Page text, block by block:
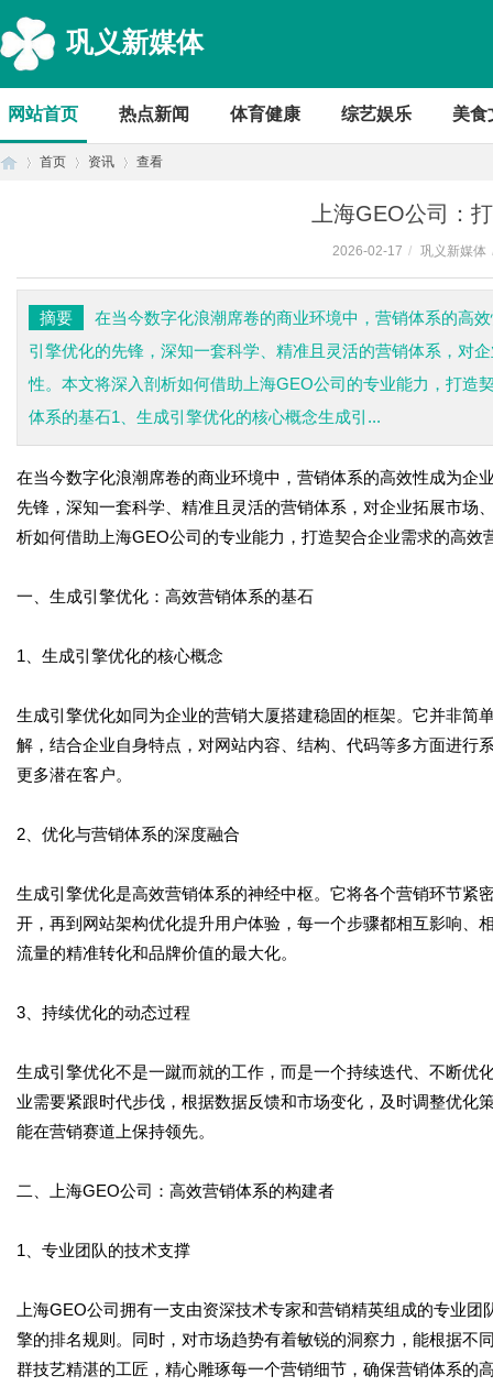
巩义新媒体
网站首页 热点新闻 体育健康 综艺娱乐 美食
首页 资讯 查看
上海GEO公司：
2026-02-17 / 巩义新媒体
摘要
在当今数字化浪潮席卷的商业环境中，营销体系的高
引擎优化的先锋，深知一套科学、精准且灵活的营销体系，对
性。本文将深入剖析如何借助上海GEO公司的专业能力，打造
体系的基石1、生成引擎优化的核心概念生成引...
在当今数字化浪潮席卷的商业环境中，营销体系的高效性成为企
先锋，深知一套科学、精准且灵活的营销体系，对企业拓展市
析如何借助上海GEO公司的专业能力，打造契合企业需求的高效
一、生成引擎优化：高效营销体系的基石
1、生成引擎优化的核心概念
生成引擎优化如同为企业的营销大厦搭建稳固的框架。它并非简
解，结合企业自身特点，对网站内容、结构、代码等多方面进行
更多潜在客户。
2、优化与营销体系的深度融合
生成引擎优化是高效营销体系的神经中枢。它将各个营销环节紧
开，再到网站架构优化提升用户体验，每一个步骤都相互影响、
流量的精准转化和品牌价值的最大化。
3、持续优化的动态过程
生成引擎优化不是一蹴而就的工作，而是一个持续迭代、不断优
业需要紧跟时代步伐，根据数据反馈和市场变化，及时调整优化
能在营销赛道上保持领先。
二、上海GEO公司：高效营销体系的构建者
1、专业团队的技术支撑
上海GEO公司拥有一支由资深技术专家和营销精英组成的专业
擎的排名规则。同时，对市场趋势有着敏锐的洞察力，能根据不
群技艺精湛的工匠，精心雕琢每一个营销细节，确保营销体系的